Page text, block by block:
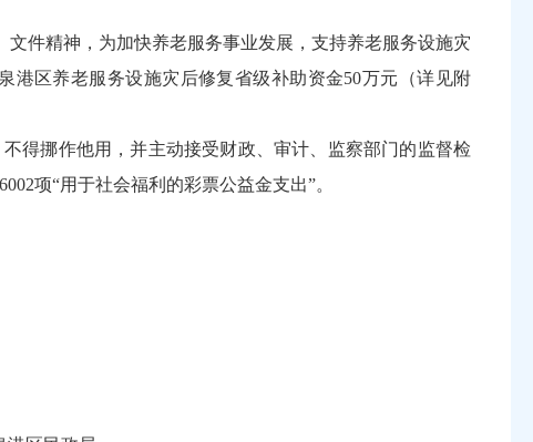
文件精神，为加快养老服务事业发展，支持养老服务设施灾
泉港区养老服务设施灾后修复省级补助资金50万元（详见附
得挪作他用，并主动接受财政、审计、监察部门的监督检
项“用于社会福利的彩票公益金支出”。